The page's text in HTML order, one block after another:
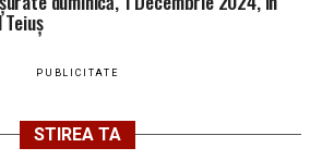
AJOFM Alba a publicat lista posturilor
în Teiuș, disponibile la 4 august
PUBLICITATE
STIREA TA